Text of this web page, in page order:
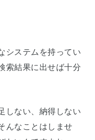
システムを持ってい
索結果に出せば十分
しない、納得しない
んなことはしませ